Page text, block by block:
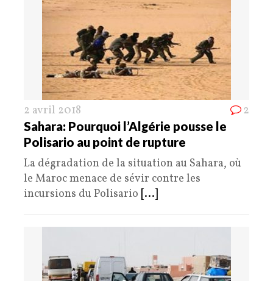
2 avril 2018 2
Sahara: Pourquoi l’Algérie pousse le
Polisario au point de rupture
La dégradation de la situation au Sahara, où
le Maroc menace de sévir contre les
incursions du Polisario [...]